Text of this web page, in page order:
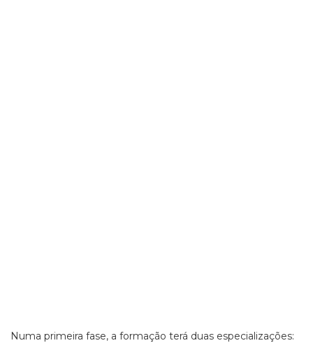
Numa primeira fase, a formação terá duas especializações: